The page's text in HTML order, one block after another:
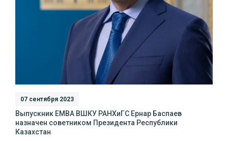
07 сентября 2023
Выпускник ЕМВА ВШКУ РАНХиГС Ернар Баспаев
назначен советником Президента Республики
Казахстан